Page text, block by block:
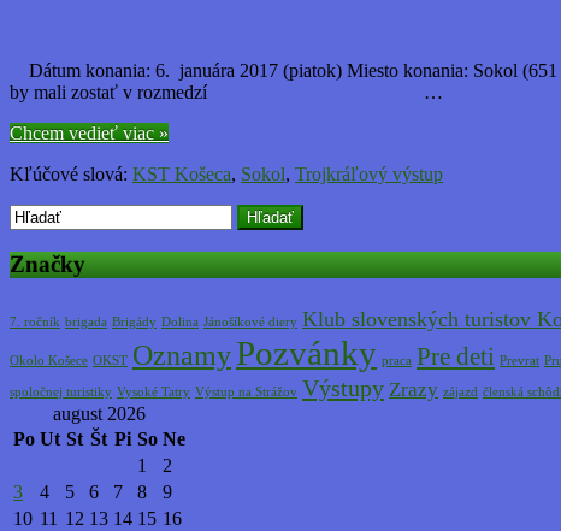
Dátum konania: 6. januára 2017 (piatok) Miesto konania: Sokol
by mali zostať v rozmedzí …
Chcem vedieť viac »
Kľúčové slová: KST Košeca, Sokol, Trojkráľový výstup
Hľadať
Značky
7. ročník brigada Brigády Dolina Jánošíkové diery Klub slovenských turistov
Okolo Košece OKST OznamyPozvánky praca Pre deti Prevrat
spoločnej turistiky Vysoké Tatry Výstup na Strážov Výstupy Zrazy zájazd členská
august 2026
Po Ut St Št Pi So Ne
1
2
3
4 5 6 7 8
9
10 11 12 13 14 15 16